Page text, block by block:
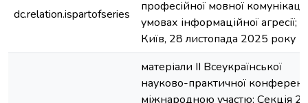
dc.relation.ispartofseries
професійної мовної
умовах інформаційної агресії;
Київ, 28 листопада 2025 року
матеріали ІІ Всеукраїнської
науково-практичної
міжнародною участю; Секція 2.